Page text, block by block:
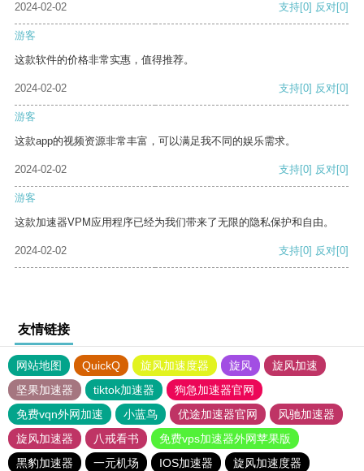
2024-02-02
支持[0] 反对[0]
游客
这款软件的价格非常实惠，值得推荐。
2024-02-02 支持[0] 反对[0]
游客
这款app的视频资源非常丰富，可以满足我不同的娱乐需求。
2024-02-02 支持[0] 反对[0]
游客
这款加速器VPM应用程序已经为我们带来了无限的隐私保护和自由。
2024-02-02 支持[0] 反对[0]
友情链接
网站地图 QuickQ 旋风加速度器 旋风
旋风加速
坚果加速器
tiktok加速器
狗急加速器官网
免费vqn外网加速
小蓝鸟 优途加速器官网
风驰加速器
旋风加速器
八戒看书
免费vps加速器外网苹果版
黑豹加速器
一元机场 IOS加速器
旋风加速度器